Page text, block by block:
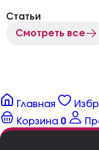
Статьи
Смотреть все
Главная
Корзина 0